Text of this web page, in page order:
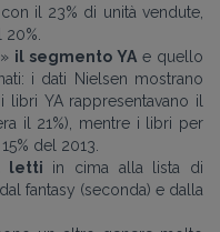
il 23% di unità vendute,
il segmento YAe quello
i dati Nielsen mostrano
YA rappresentavano il
il 21%), mentre i libri per
del 2013.
letti in cima alla lista di
fantasy (seconda) e dalla